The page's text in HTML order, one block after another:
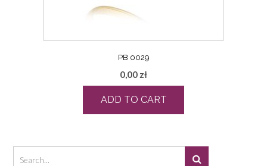
PB 0029
0,00 zł
ADD TO CART